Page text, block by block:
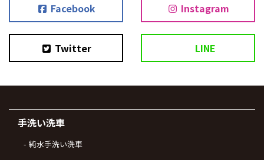
Facebook Instagram
Twitter LINE
手洗い洗車
純水手洗い洗車